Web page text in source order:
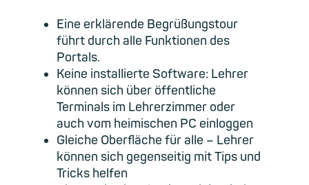
Eine erklärende Begrüßungstour
führt durch alle Funktionen des
Portals.
Keine installierte Software: Lehrer
können sich über öffentliche
Terminals im Lehrerzimmer oder
auch vom heimischen PC einloggen
Gleiche Oberfläche für alle – Lehrer
können sich gegenseitig mit Tips und
Tricks helfen